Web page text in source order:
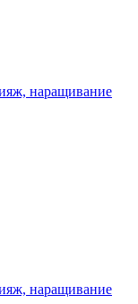
наращивание
наращивание